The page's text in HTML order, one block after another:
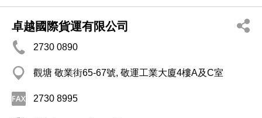
卓越國際貨運有限公司
2730 0890
觀塘 敬業街65-67號, 敬運工業大廈4樓A及C室
2730 8995